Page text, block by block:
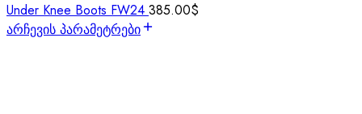
Under Knee Boots FW24 385.00$
არჩევის პარამეტრები